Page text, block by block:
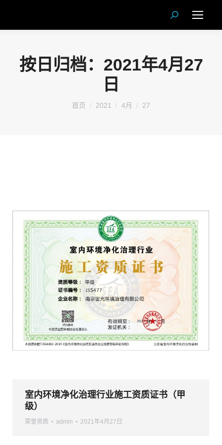
Search:
按日归档： 2021年4月27
日
您在这里：
首页 2021 4月 27
室内环境净化治理行业施工资质证书（甲
级）
荣誉资质 admin 2021年4月27日